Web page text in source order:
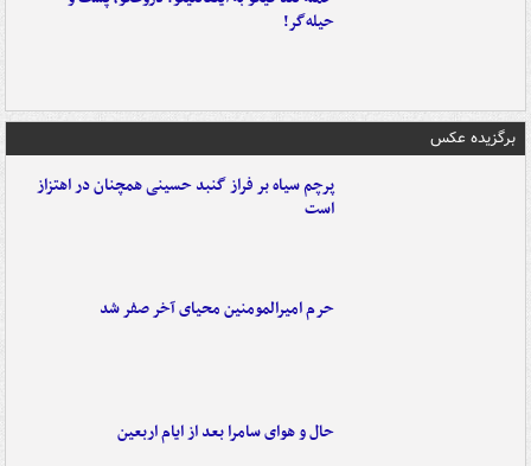
حیله‌گر!
برگزیده عکس
پرچم سیاه بر فراز گنبد حسینی همچنان در اهتزاز
است
حرم امیرالمومنین محیای آخر صفر شد
حال و هوای سامرا بعد از ایام اربعین